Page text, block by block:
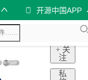
开源中国APP
+ 关
注
私